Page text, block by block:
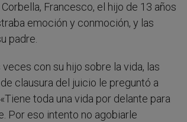
Francesco, el hijo de 13 años
emoción y conmoción, y las
padre.
con su hijo sobre la vida, las
clausura del juicio le preguntó a
toda una vida por delante para
Por eso intento no agobiarle